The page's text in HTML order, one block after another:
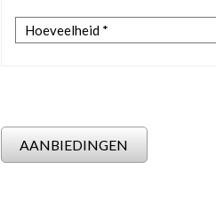
AANBIEDINGEN